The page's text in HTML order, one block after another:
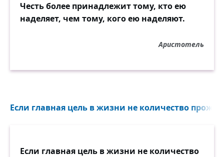
Честь более принадлежит тому, кто ею
наделяет, чем тому, кого ею наделяют.
Аристотель
Если главная цель в жизни не количество
Если главная цель в жизни не количество